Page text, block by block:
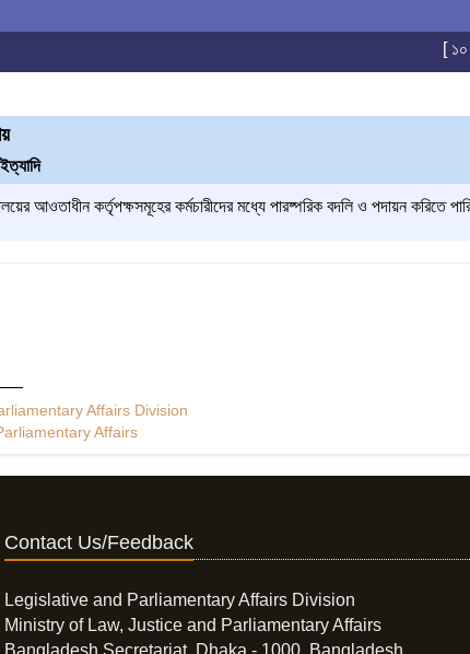
[
আওতাধীন কর্তৃপক্ষসমূহের কর্মচারীদের মধ্যে পারষ্পরিক বদলি ও পদায়ন করিতে
Affairs Division
Affairs
Contact Us/Feedback
Legislative and Parliamentary Affairs Division
Ministry of Law, Justice and Parliamentary Affairs
Bangladesh Secretariat, Dhaka - 1000, Bangladesh.